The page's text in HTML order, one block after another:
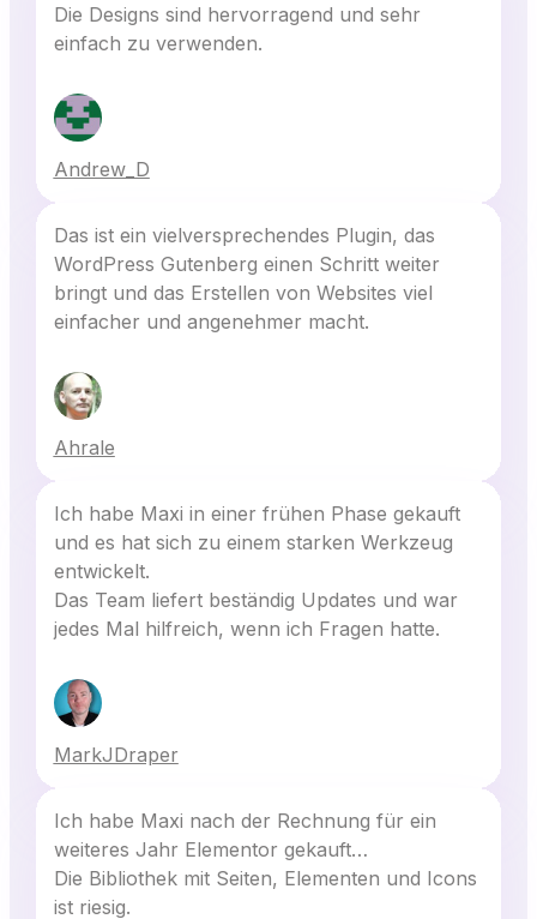
Die Designs sind hervorragend und sehr
einfach zu verwenden.
Andrew_D
Das ist ein vielversprechendes Plugin, das
WordPress Gutenberg einen Schritt weiter
bringt und das Erstellen von Websites viel
einfacher und angenehmer macht.
Ahrale
Ich habe Maxi in einer frühen Phase gekauft
und es hat sich zu einem starken Werkzeug
entwickelt.
Das Team liefert beständig Updates und war
jedes Mal hilfreich, wenn ich Fragen hatte.
MarkJDraper
Ich habe Maxi nach der Rechnung für ein
weiteres Jahr Elementor gekauft…
Die Bibliothek mit Seiten, Elementen und Icons
ist riesig.